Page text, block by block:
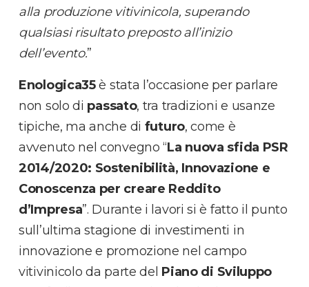
alla produzione vitivinicola, superando
qualsiasi risultato preposto all’inizio
dell’evento.”
Enologica35è stata l’occasione per parlare
non solo di passato, tra tradizioni e usanze
tipiche, ma anche di futuro, come è
avvenuto nel convegno “La nuova sfida PSR
2014/2020: Sostenibilità, Innovazione e
Conoscenza per creare Reddito
d’Impresa”. Durante i lavori si è fatto il punto
sull’ultima stagione di investimenti in
innovazione e promozione nel campo
vitivinicolo da parte del Piano di Sviluppo